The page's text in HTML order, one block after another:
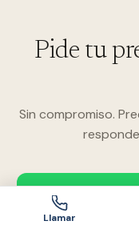
Pide tu
Sin compromiso.
Llamar